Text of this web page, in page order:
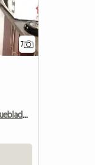
7
Habitación compartida en un encantador F4 amueblado para 3